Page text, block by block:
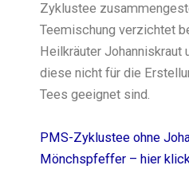
Zyklustee
Teemischung verzichtet
Heilkräuter
diese nicht für die
Tees geeignet sind.
PMS-Zyklustee ohne
Mönchspfeffer – hier